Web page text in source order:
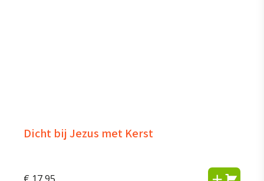
Dicht bij Jezus met Kerst